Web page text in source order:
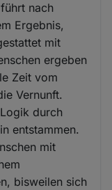
nach
Ergebnis,
mit
ergeben
Zeit vom
Vernunft.
durch
entstammen.
mit
bisweilen sich